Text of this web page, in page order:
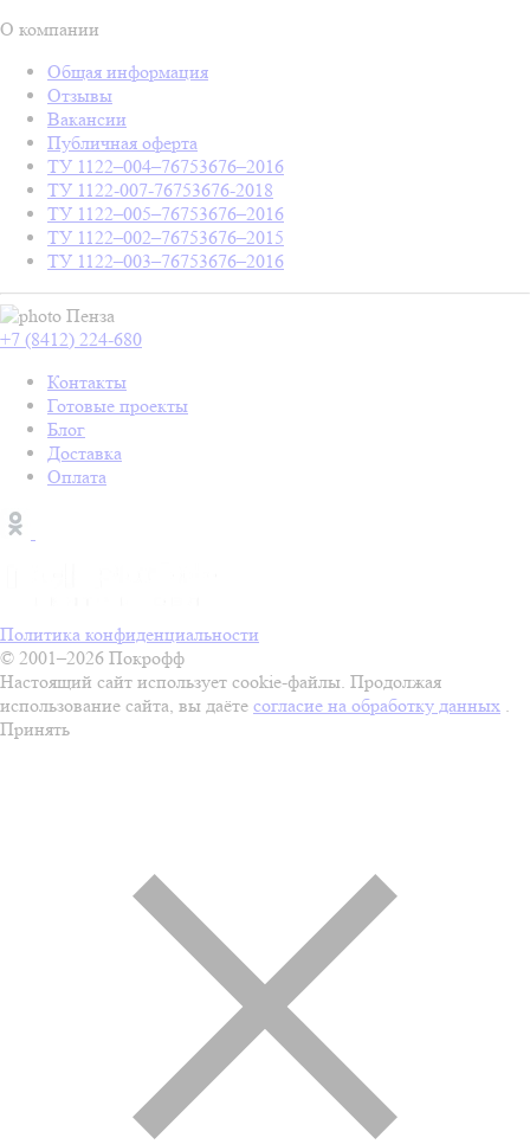
О компании
Общая информация
Отзывы
Вакансии
Публичная оферта
ТУ 1122–004–76753676–2016
ТУ 1122-007-76753676-2018
ТУ 1122–005–76753676–2016
ТУ 1122–002–76753676–2015
ТУ 1122–003–76753676–2016
Пенза
+7 (8412) 224-680
Контакты
Готовые проекты
Блог
Доставка
Оплата
Политика конфиденциальности
© 2001–2026 Покрофф
Настоящий сайт использует cookie-файлы. Продолжая
использование сайта, вы даёте согласие на обработку данных .
Принять